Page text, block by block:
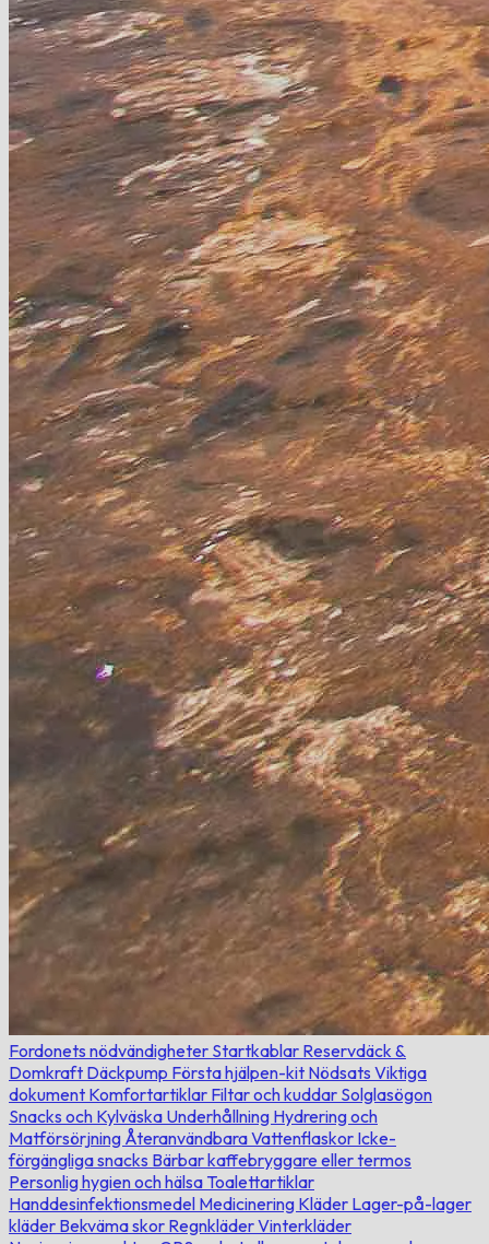
Fordonets nödvändigheter Startkablar Reservdäck &
Domkraft Däckpump Första hjälpen-kit Nödsats Viktiga
dokument Komfortartiklar Filtar och kuddar Solglasögon
Snacks och Kylväska Underhållning Hydrering och
Matförsörjning Återanvändbara Vattenflaskor Icke-
förgängliga snacks Bärbar kaffebryggare eller termos
Personlig hygien och hälsa Toalettartiklar
Handdesinfektionsmedel Medicinering Kläder Lager-på-lager
kläder Bekväma skor RegnkläderVinterkläder